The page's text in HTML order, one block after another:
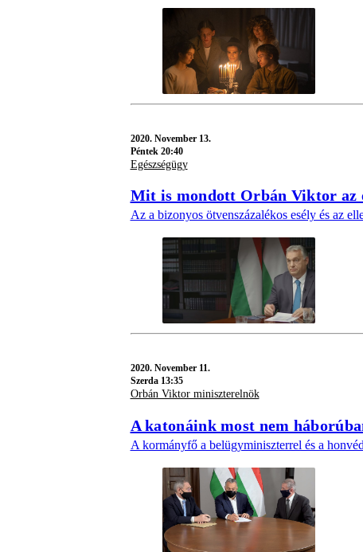
2020. November 13.
Péntek 20:40
Egészségügy
Mit is mondott Orbán Viktor az
Az a bizonyos ötvenszázalékos esély és az
2020. November 11.
Szerda 13:35
Orbán Viktor miniszterelnök
A katonáink most nem
A kormányfő a belügyminiszterrel és a